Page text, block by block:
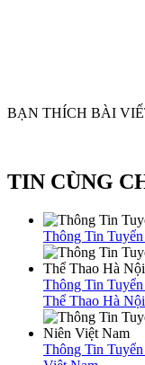
BẠN THÍCH BÀI
TIN CÙNG
Thông Tin
Thông Tin
Thể Thao Hà Nội
Thông Tin